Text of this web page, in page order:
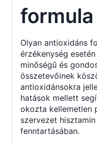
formula
Olyan antioxidáns
érzékenység
minőségű és
összetevőinek
antioxidánsokra
hatások mellett
okozta kellemetlen
szervezet
fenntartásában.